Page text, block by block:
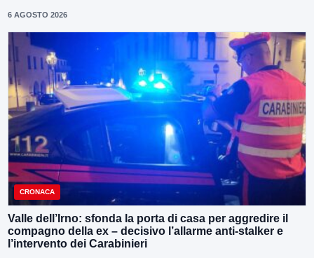
6 AGOSTO 2026
CRONACA
Valle dell’Irno: sfonda la porta di casa per aggredire il
compagno della ex – decisivo l’allarme anti-stalker e
l’intervento dei Carabinieri